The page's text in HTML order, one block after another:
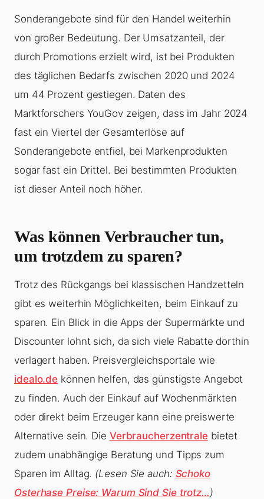
Sonderangebote sind für den Handel weiterhin
von großer Bedeutung. Der Umsatzanteil, der
durch Promotions erzielt wird, ist bei Produkten
des täglichen Bedarfs zwischen 2020 und 2024
um 44 Prozent gestiegen. Daten des
Marktforschers YouGov zeigen, dass im Jahr 2024
fast ein Viertel der Gesamterlöse auf
Sonderangebote entfiel, bei Markenprodukten
sogar fast ein Drittel. Bei bestimmten Produkten
ist dieser Anteil noch höher.
Was können Verbraucher tun,
um trotzdem zu sparen?
Trotz des Rückgangs bei klassischen Handzetteln
gibt es weiterhin Möglichkeiten, beim Einkauf zu
sparen. Ein Blick in die Apps der Supermärkte und
Discounter lohnt sich, da sich viele Rabatte dorthin
verlagert haben. Preisvergleichsportale wie
idealo.de können helfen, das günstigste Angebot
zu finden. Auch der Einkauf auf Wochenmärkten
oder direkt beim Erzeuger kann eine preiswerte
Alternative sein. Die Verbraucherzentralebietet
zudem unabhängige Beratung und Tipps zum
Sparen im Alltag. (Lesen Sie auch: Schoko
Osterhase Preise: Warum Sind Sie trotz… )